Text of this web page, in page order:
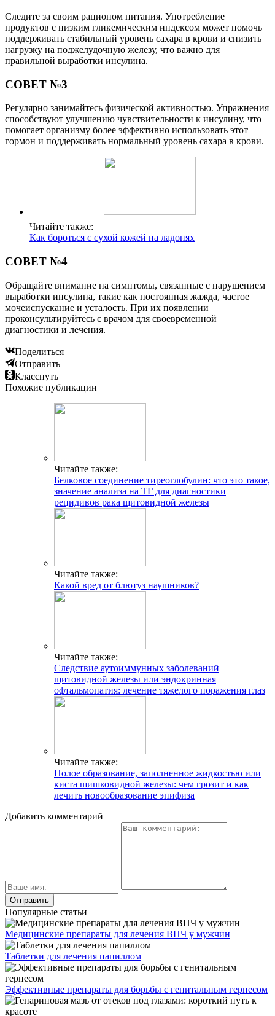
Следите за своим рационом питания. Употребление
продуктов с низким гликемическим индексом может помочь
поддерживать стабильный уровень сахара в крови и снизить
нагрузку на поджелудочную железу, что важно для
правильной выработки инсулина.
СОВЕТ №3
Регулярно занимайтесь физической активностью. Упражнения
способствуют улучшению чувствительности к инсулину, что
помогает организму более эффективно использовать этот
гормон и поддерживать нормальный уровень сахара в крови.
Читайте также:
Как бороться с сухой кожей на ладонях
СОВЕТ №4
Обращайте внимание на симптомы, связанные с нарушением
выработки инсулина, такие как постоянная жажда, частое
мочеиспускание и усталость. При их появлении
проконсультируйтесь с врачом для своевременной
диагностики и лечения.
Поделиться
Отправить
Класснуть
Похожие публикации
Читайте также:
Белковое соединение тиреоглобулин: что это такое,
значение анализа на ТГ для диагностики
рецидивов рака щитовидной железы
Читайте также:
Какой вред от блютуз наушников?
Читайте также:
Следствие аутоиммунных заболеваний
щитовидной железы или эндокринная
офтальмопатия: лечение тяжелого поражения глаз
Читайте также:
Полое образование, заполненное жидкостью или
киста шишковидной железы: чем грозит и как
лечить новообразование эпифиза
Добавить комментарий
Популярные статьи
Медицинские препараты для лечения ВПЧ у мужчин
Таблетки для лечения папиллом
Эффективные препараты для борьбы с генитальным герпесом